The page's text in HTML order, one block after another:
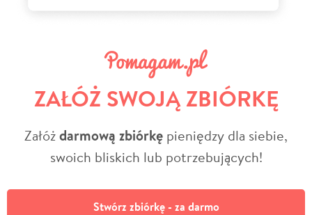
ZAŁÓŻ SWOJĄ ZBIÓRKĘ
Załóżdarmową zbiórkę pieniędzy dla siebie,
swoich bliskich lub potrzebujących!
Stwórz zbiórkę - za darmo